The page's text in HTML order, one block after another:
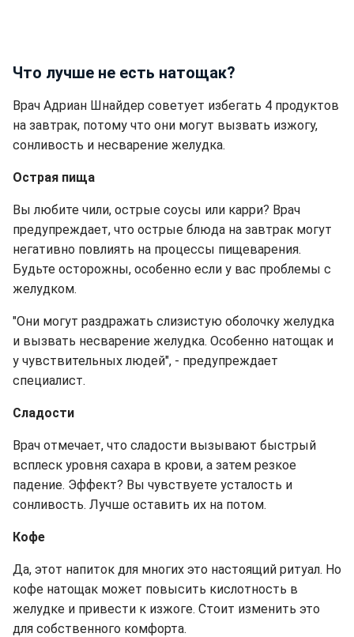
Что лучше не есть натощак?
Врач Адриан Шнайдер советует избегать 4 продуктов
на завтрак, потому что они могут вызвать изжогу,
сонливость и несварение желудка.
Острая пища
Вы любите чили, острые соусы или карри? Врач
предупреждает, что острые блюда на завтрак могут
негативно повлиять на процессы пищеварения.
Будьте осторожны, особенно если у вас проблемы с
желудком.
"Они могут раздражать слизистую оболочку желудка
и вызвать несварение желудка. Особенно натощак и
у чувствительных людей", - предупреждает
специалист.
Сладости
Врач отмечает, что сладости вызывают быстрый
всплеск уровня сахара в крови, а затем резкое
падение. Эффект? Вы чувствуете усталость и
сонливость. Лучше оставить их на потом.
Кофе
Да, этот напиток для многих это настоящий ритуал. Но
кофе натощак может повысить кислотность в
желудке и привести к изжоге. Стоит изменить это
для собственного комфорта.